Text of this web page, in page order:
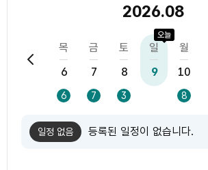
2026.08
목
6
6
금
7
7
토
8
3
일
9
오늘
월
10
8
일정 없음 등록된 일정이 없습니다.